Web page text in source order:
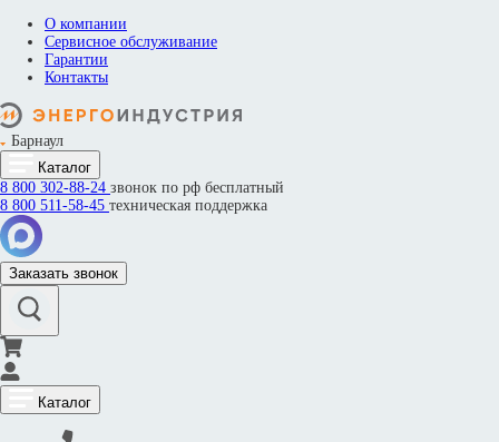
О компании
Сервисное обслуживание
Гарантии
Контакты
Барнаул
Каталог
8 800 302-88-24 звонок по рф бесплатный
8 800 511-58-45 техническая поддержка
Заказать звонок
Каталог